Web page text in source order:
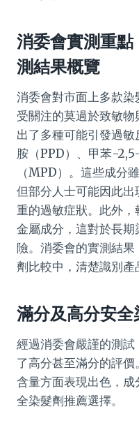
消委會實測重
測結果概覽
消委會對市面上多款
受關注的莫過於致敏
出了多種可能引發過
胺（PPD）、甲苯-
（MPD）。這些成分
但部分人士可能因此
重的過敏症狀。此外
金屬成分，這對於長
險。消委會的實測結
劑比較中，清楚識別產
滿分及高分安
經過消委會嚴謹的測
了高分甚至滿分的評
含量方面表現出色，
全染髮劑推薦選擇。